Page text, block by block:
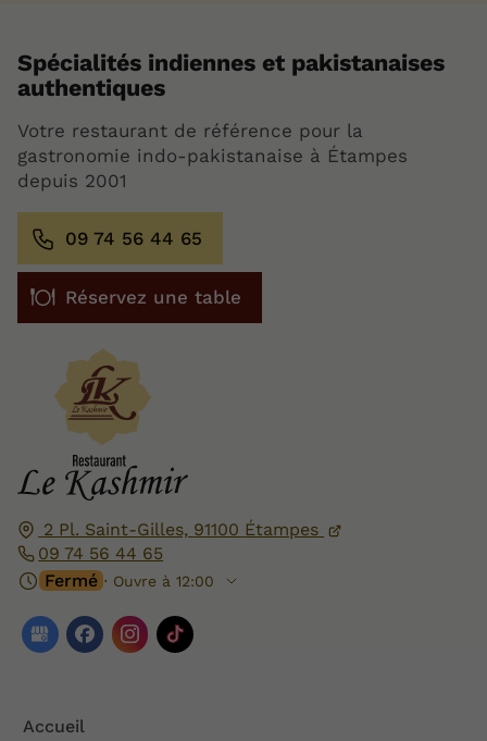
2 Pl. Saint-Gilles, 91100 Étampes
09 74 56 44 65
Fermé ⋅ Ouvre à 12:00
Accueil
Spécialités indiennes et pakistanaises
authentiques
Votre restaurant de référence pour la
gastronomie indo-pakistanaise à Étampes
depuis 2001
09 74 56 44 65
Réservez une table